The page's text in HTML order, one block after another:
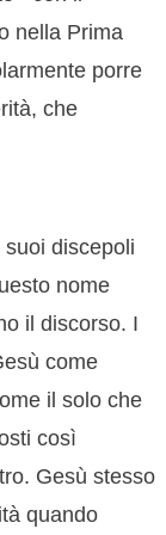
nella Prima
porre
che
suoi discepoli
nome
il discorso. I
come
il solo che
così
Gesù stesso
quando